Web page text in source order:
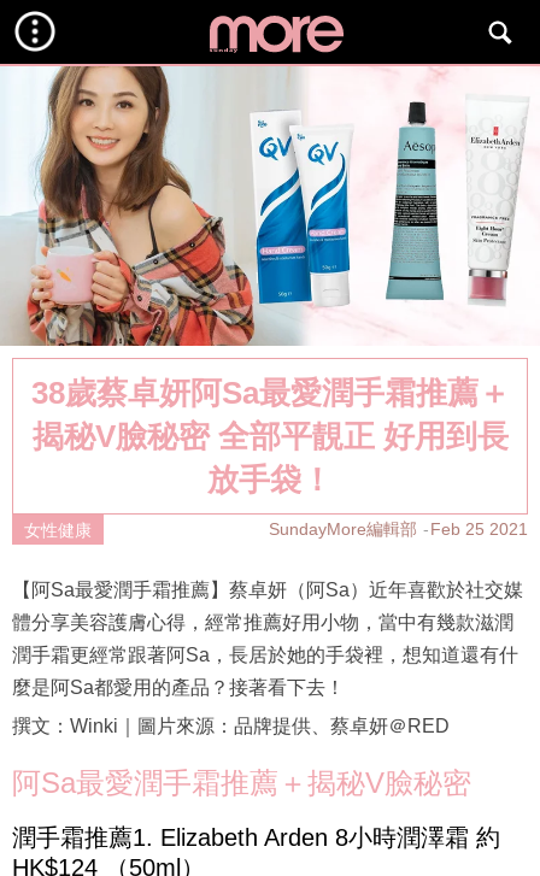
38歲蔡卓妍阿Sa最愛潤手霜推薦＋
揭秘V臉秘密 全部平靚正 好用到長
放手袋！
女性健康 SundayMore編輯部 Feb 25 2021
【阿Sa最愛潤手霜推薦】蔡卓妍（阿Sa）近年喜歡於社交媒
體分享美容護膚心得，經常推薦好用小物，當中有幾款滋潤
潤手霜更經常跟著阿Sa，長居於她的手袋裡，想知道還有什
麼是阿Sa都愛用的產品？接著看下去！
撰文：Winki｜圖片來源：品牌提供、蔡卓妍＠RED
阿Sa最愛潤手霜推薦＋揭秘V臉秘密
潤手霜推薦1. Elizabeth Arden 8小時潤澤霜 約
HK$124 （50ml）